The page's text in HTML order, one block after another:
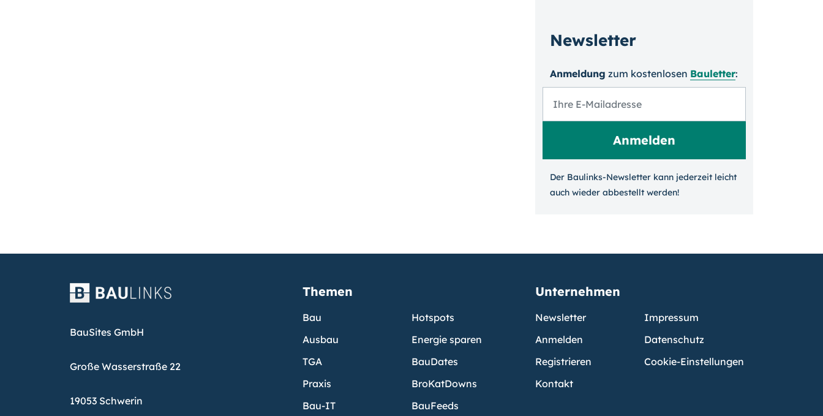
Newsletter
Anmeldung zum kosten­losen Bauletter:
Der Baulinks-Newsletter kann jeder­zeit leicht
auch wieder ab­bestellt werden!
BauSites GmbH
Große Wasserstraße 22
19053 Schwerin
Themen
Bau
Ausbau
TGA
Praxis
Bau-IT
Hotspots
Energie sparen
BauDates
BroKatDowns
BauFeeds
Unternehmen
Newsletter
Anmelden
Registrieren
Kontakt
Impressum
Datenschutz
Cookie-Einstellungen